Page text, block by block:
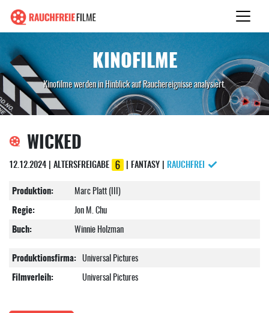
KINOFILME
Kinofilme werden in Hinblick auf Rauchereignisse analysiert.
WICKED
12.12.2024 | ALTERSFREIGABE | FANTASY | RAUCHFREI
Produktion:
Marc Platt (III)
Regie:
Jon M. Chu
Buch:
Winnie Holzman
Produktionsfirma: Universal Pictures
Filmverleih:
Universal Pictures